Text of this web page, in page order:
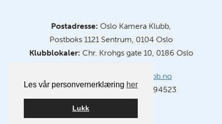
Les vår personvernerklæring her
Lukk
Postadresse: Oslo Kamera Klubb,
Postboks 1121 Sentrum, 0104 Oslo
Klubblokaler: Chr. Krohgs gate 10, 0186 Oslo
info@oslokameraklubb.no
Organisasjonsnummer:991594523